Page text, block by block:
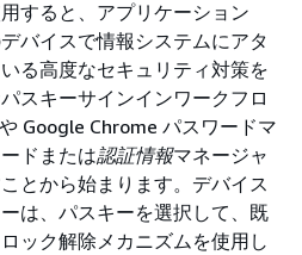
すると、アプリケーション
バイスで情報システムにアタ
る高度なセキュリティ対策を
スキーサインインワークフロ
Google Chrome パスワードマ
ドまたは認証情報マネージャ
とから始まります。デバイス
は、パスキーを選択して、既
ック解除メカニズムを使用し